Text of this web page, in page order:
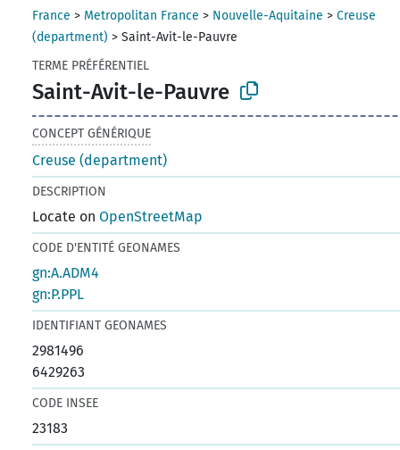
France > Metropolitan France > Nouvelle-Aquitaine >Creuse
(department) >Saint-Avit-le-Pauvre
TERME PRÉFÉRENTIEL
Saint-Avit-le-Pauvre
CONCEPT GÉNÉRIQUE
Creuse (department)
DESCRIPTION
Locate onOpenStreetMap
CODE D'ENTITÉ GEONAMES
gn:A.ADM4
gn:P.PPL
IDENTIFIANT GEONAMES
2981496
6429263
CODE INSEE
23183